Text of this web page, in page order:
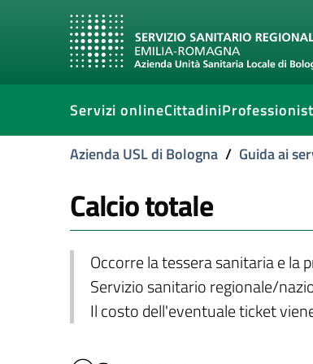
Servizi onlineCittadini
Azienda USL di Bologna / Guida ai
Calcio totale
Occorre la tessera sanitaria e la
Servizio sanitario regionale/
Il costo dell'eventuale ticket